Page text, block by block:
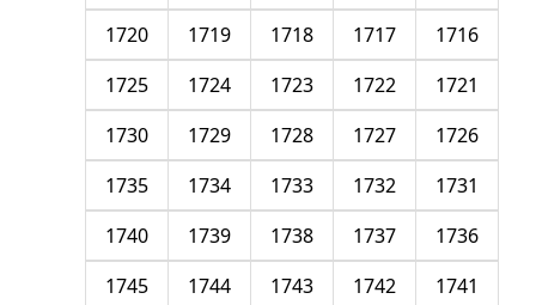
1716
1717
1718
1719
1720
1721
1722
1723
1724
1725
1726
1727
1728
1729
1730
1731
1732
1733
1734
1735
1736
1737
1738
1739
1740
1741
1742
1743
1744
1745